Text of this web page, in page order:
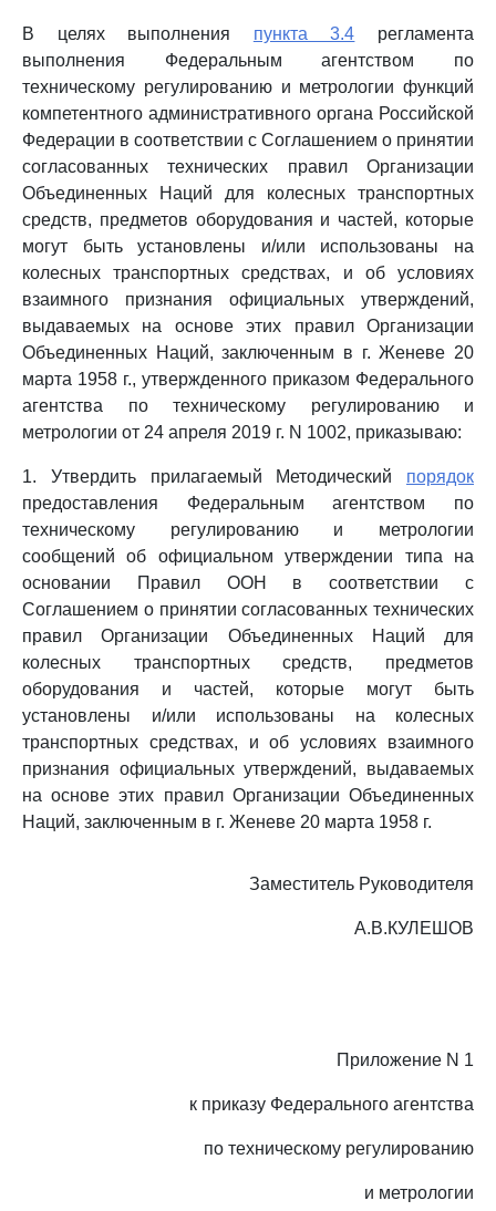
В целях выполнения пункта 3.4 регламента
выполнения Федеральным агентством по
техническому регулированию и метрологии функций
компетентного административного органа Российской
Федерации в соответствии с Соглашением о принятии
согласованных технических правил Организации
Объединенных Наций для колесных транспортных
средств, предметов оборудования и частей, которые
могут быть установлены и/или использованы на
колесных транспортных средствах, и об условиях
взаимного признания официальных утверждений,
выдаваемых на основе этих правил Организации
Объединенных Наций, заключенным в г. Женеве 20
марта 1958 г., утвержденного приказом Федерального
агентства по техническому регулированию и
метрологии от 24 апреля 2019 г. N 1002, приказываю:
1. Утвердить прилагаемый Методический порядок
предоставления Федеральным агентством по
техническому регулированию и метрологии
сообщений об официальном утверждении типа на
основании Правил ООН в соответствии с
Соглашением о принятии согласованных технических
правил Организации Объединенных Наций для
колесных транспортных средств, предметов
оборудования и частей, которые могут быть
установлены и/или использованы на колесных
транспортных средствах, и об условиях взаимного
признания официальных утверждений, выдаваемых
на основе этих правил Организации Объединенных
Наций, заключенным в г. Женеве 20 марта 1958 г.
Заместитель Руководителя
А.В.КУЛЕШОВ
Приложение N 1
к приказу Федерального агентства
по техническому регулированию
и метрологии